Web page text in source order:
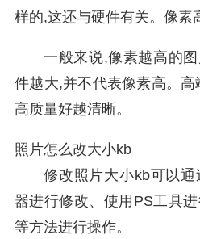
样的,这还与硬件有关。像素
一般来说,像素越高的
件越大,并不代表像素高。
高质量好越清晰。
照片怎么改大小kb
修改照片大小kb可以
器进行修改、使用PS工具
等方法进行操作。